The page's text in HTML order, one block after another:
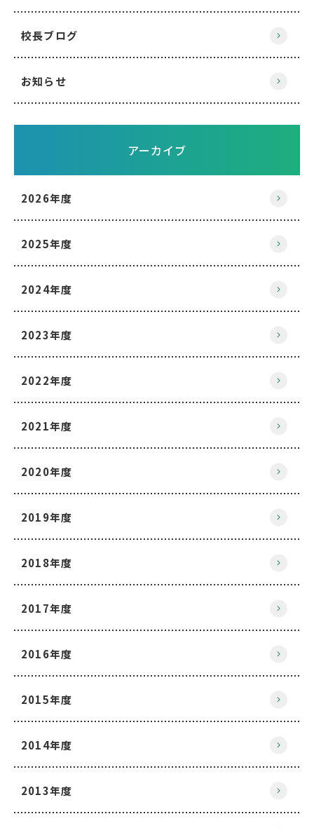
校長ブログ
お知らせ
アーカイブ
2026年度
2025年度
2024年度
2023年度
2022年度
2021年度
2020年度
2019年度
2018年度
2017年度
2016年度
2015年度
2014年度
2013年度